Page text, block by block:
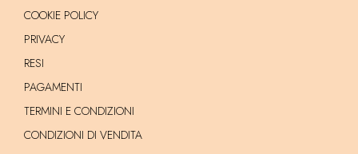
COOKIE POLICY
PRIVACY
RESI
PAGAMENTI
TERMINI E CONDIZIONI
CONDIZIONI DI VENDITA